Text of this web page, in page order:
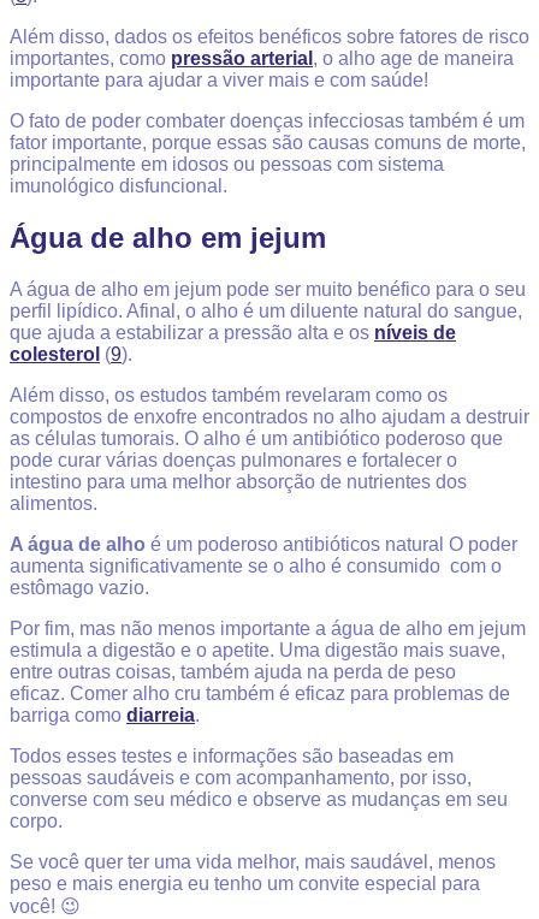
Além disso, dados os efeitos benéficos sobre fatores de risco
importantes, como pressão arterial , o alho age de maneira
importante para ajudar a viver mais e com saúde!
O fato de poder combater doenças infecciosas também é um
fator importante, porque essas são causas comuns de morte,
principalmente em idosos ou pessoas com sistema
imunológico disfuncional.
Água de alho em jejum
A água de alho em jejum pode ser muito benéfico para o seu
perfil lipídico. Afinal, o alho é um diluente natural do sangue,
que ajuda a estabilizar a pressão alta e os níveis de
colesterol (9).
Além disso, os estudos também revelaram como os
compostos de enxofre encontrados no alho ajudam a destruir
as células tumorais. O alho é um antibiótico poderoso que
pode curar várias doenças pulmonares e fortalecer o
intestino para uma melhor absorção de nutrientes dos
alimentos.
A água de alho é um poderoso antibióticos natural O poder
aumenta significativamente se o alho é consumido com o
estômago vazio.
Por fim, mas não menos importante a água de alho em jejum
estimula a digestão e o apetite. Uma digestão mais suave,
entre outras coisas, também ajuda na perda de peso
eficaz. Comer alho cru também é eficaz para problemas de
barriga como diarreia.
Todos esses testes e informações são baseadas em
pessoas saudáveis e com acompanhamento, por isso,
converse com seu médico e observe as mudanças em seu
corpo.
Se você quer ter uma vida melhor, mais saudável, menos
peso e mais energia eu tenho um convite especial para
você! 😉